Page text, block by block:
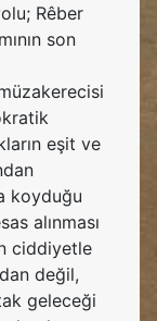
Rêber
son
eşit ve
koyduğu
alınması
ciddiyetle
değil,
geleceği